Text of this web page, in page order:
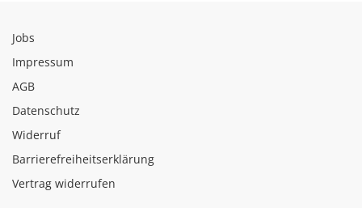
Jobs
Impressum
AGB
Datenschutz
Widerruf
Barrierefreiheitserklärung
Vertrag widerrufen